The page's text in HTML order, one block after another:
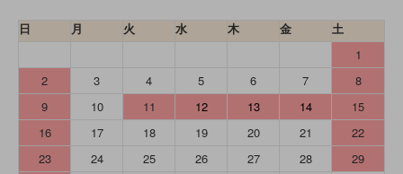
日 月 火 水 木 金
土
1
2
3 4 5 6 7
8
9
10 11 12 13 14
15
16
17 18 19 20 21
22
23
24 25 26 27 28
29